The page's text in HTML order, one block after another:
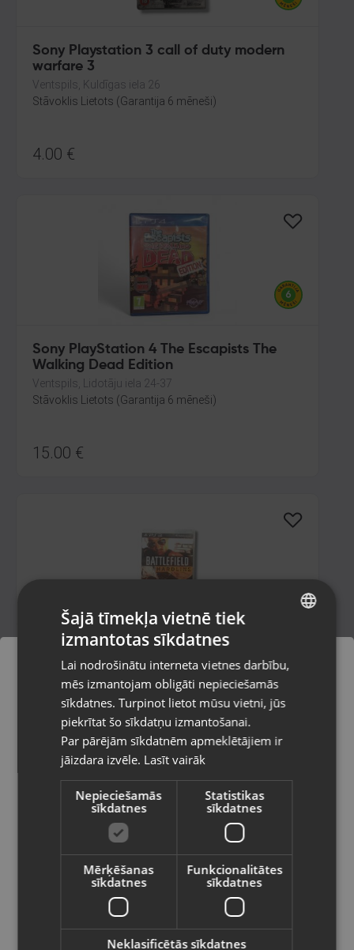
Sony Playstation 3 call of duty modern
warfare 3
Ventspils, Kuldīgas iela 26
Stāvoklis Lietots (Garantija 6 mēneši)
4.00 €
Sony PlayStation 4 The Escapists The
Walking Dead Edition
Ventspils, Lidotāju iela 24-37
Stāvoklis Lietots (Garantija 6 mēneši)
15.00 €
Sony PlayStation 3 Battlefield Hardline
Liepāja, Tirgoņu iela 25
Stāvoklis Lietots (Garantija 6 mēneši)
5.00€
Sony PlayStation 4 Destiny 2
Pasūtījumi tiks piegādāti uz
izvēlēto valsti
Vietnes saturs būs attēlots izvēlētajā
valodā
Valsts
Latviešu / Latvian
RUSSIAN
Šajā tīmekļa vietnē tiek
izmantotas sīkdatnes
Lai nodrošinātu interneta vietnes darbību,
mēs izmantojam obligāti nepieciešamās
sīkdatnes. Turpinot lietot mūsu vietni, jūs
piekrītat šo sīkdatņu izmantošanai.
Par pārējām sīkdatnēm apmeklētājiem ir
jāizdara izvēle. Lasīt vairāk
Nepieciešamās
sīkdatnes
Statistikas
sīkdatnes
Mērķēšanas
sīkdatnes
Funkcionalitātes
sīkdatnes
Neklasificētās sīkdatnes